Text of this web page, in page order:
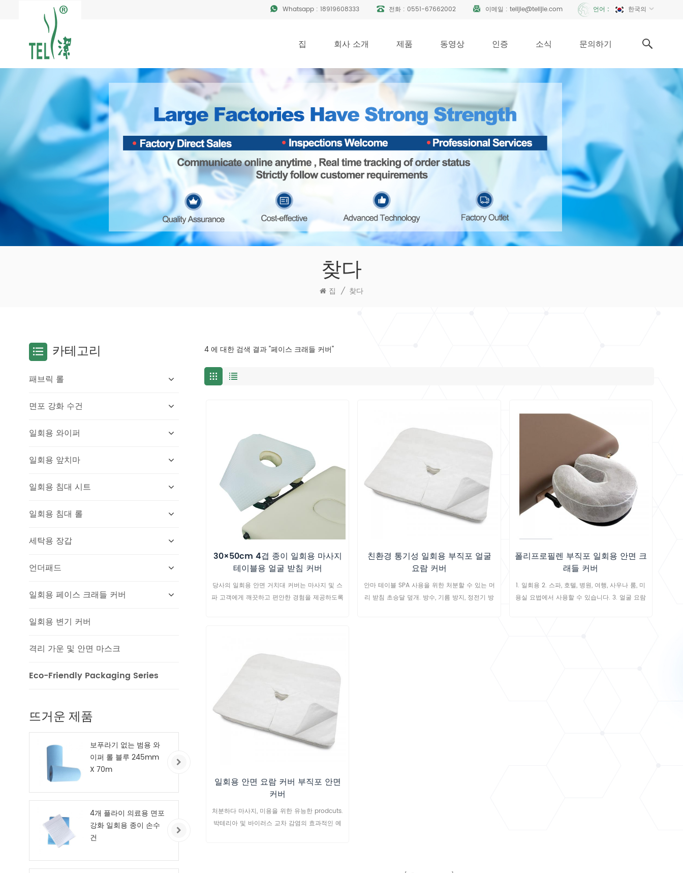
언어 : 한국의
Whatsapp : 18919608333 전화 : 0551-67662002 이메일 : telijie@telijie.com
집 회사 소개 제품 동영상 인증 소식 문의하기
찾다
집 / 찾다
4 에 대한 검색 결과 "페이스 크래들 커버"
30×50cm 4겹 종이 일회용 마사지
테이블용 얼굴 받침 커버
당사의 일회용 안면 거치대 커버는 마사지 및 스
파 고객에게 깨끗하고 편안한 경험을 제공하도록
✔ 스파 센터 ✔ 뷰티 살롱 ✔ 척추 교정 클리닉 ✔
친환경 통기성 일회용 부직포 얼굴
요람 커버
안마 테이블 SPA 사용을 위한 처분할 수 있는 머
리 받침 초승달 덮개. 방수, 기름 방지, 정전기 방
폴리프로필렌 부직포 일회용 안면 크
래들 커버
1. 일회용 2. 스파, 호텔, 병원, 여행, 사우나 룸, 미
용실 요법에서 사용할 수 있습니다. 3. 얼굴 요람
일회용 안면 요람 커버 부직포 안면
커버
처분하다 마사지, 미용을 위한 유능한 prodcuts.
박테리아 및 바이러스 교차 감염의 효과적인 예
카테고리
패브릭 롤
면포 강화 수건
일회용 와이퍼
일회용 앞치마
일회용 침대 시트
일회용 침대 롤
세탁용 장갑
언더패드
일회용 페이스 크래들 커버
일회용 변기 커버
격리 가운 및 안면 마스크
Eco-Friendly Packaging Series
뜨거운 제품
보푸라기 없는 범용 와
이퍼 롤 블루 245mm
X 70m
4개 플라이 의료용 면포
강화 일회용 종이 손수
건